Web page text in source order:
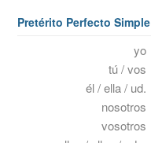
Pretérito Perfecto Simple
yo
tú / vos
él / ella / ud.
nosotros
vosotros